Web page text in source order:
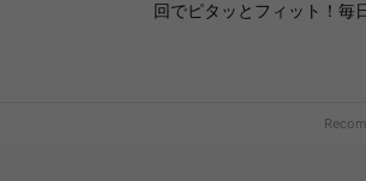
回でピタッとフィット！毎